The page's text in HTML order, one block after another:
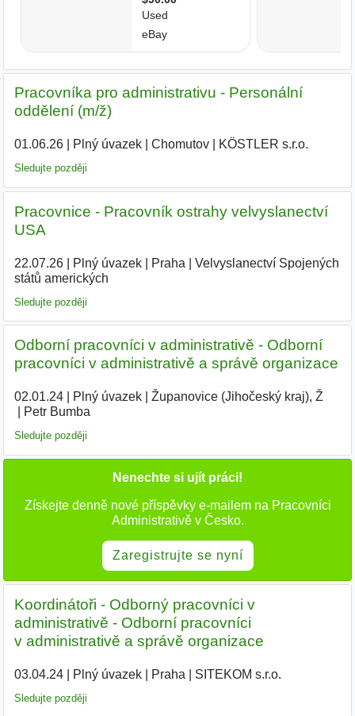
Pracovníka pro administrativu - Personální
oddělení (m/ž)
01.06.26| Plný úvazek| Chomutov| KÖSTLER s.r.o.
Sledujte později
Pracovnice - Pracovník ostrahy velvyslanectví
USA
22.07.26| Plný úvazek| Praha
Velvyslanectví Spojených
států amerických
Sledujte později
Odborní pracovníci v administrativě - Odborní
pracovníci v administrativě a správě organizace
02.01.24| Plný úvazek| Županovice (Jihočeský kraj), Ž
Petr Bumba
Sledujte později
Nenechte si ujít práci!
Získejte denně nové příspěvky e-mailem na Pracovníci
Administrativě v Česko.
Zaregistrujte se nyní
Koordinátoři - Odborný pracovníci v
administrativě - Odborní pracovníci
v administrativě a správě organizace
03.04.24| Plný úvazek| Praha SITEKOM s.r.o.
Sledujte později